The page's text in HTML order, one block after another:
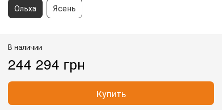
Ольха Ясень
В наличии
244 294 грн
Купить